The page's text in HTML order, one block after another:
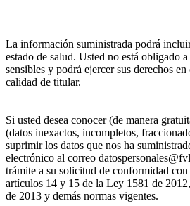
La información suministrada podrá
estado de salud. Usted no está obligado
sensibles y podrá ejercer sus derechos
calidad de titular.
Si usted desea conocer (de manera
(datos inexactos, incompletos,
suprimir los datos que nos ha
electrónico al correo
trámite a su solicitud de conformidad
artículos 14 y 15 de la Ley 1581 de
de 2013 y demás normas vigentes.